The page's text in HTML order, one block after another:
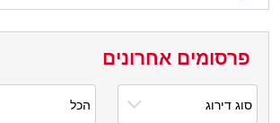
פרסומים אחרונים